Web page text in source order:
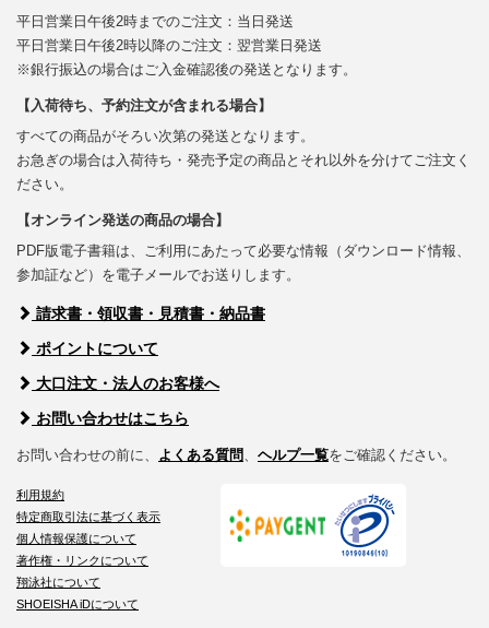
平日営業日午後2時までのご注文：当日発送
平日営業日午後2時以降のご注文：翌営業日発送
※銀行振込の場合はご入金確認後の発送となります。
【入荷待ち、予約注文が含まれる場合】
すべての商品がそろい次第の発送となります。
お急ぎの場合は入荷待ち・発売予定の商品とそれ以外を分けてご注文く
ださい。
【オンライン発送の商品の場合】
PDF版電子書籍は、ご利用にあたって必要な情報（ダウンロード情報、
参加証など）を電子メールでお送りします。
請求書・領収書・見積書・納品書
ポイントについて
大口注文・法人のお客様へ
お問い合わせはこちら
お問い合わせの前に、 よくある質問 ヘルプ一覧をご確認ください。
利用規約
特定商取引法に基づく表示
個人情報保護について
著作権・リンクについて
翔泳社について
SHOEISHA iDについて